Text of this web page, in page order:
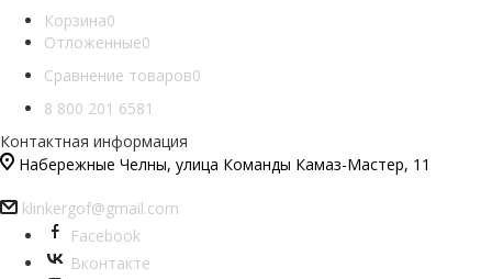
Корзина0
Отложенные0
Сравнение товаров0
8 800 201 6581
Контактная информация
Набережные Челны, улица Команды Камаз-Мастер, 11
klinkergof@gmail.com
Facebook
Вконтакте